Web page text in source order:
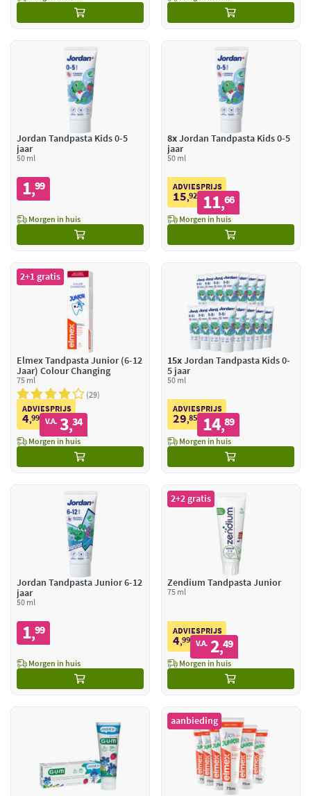
Jordan Tandpasta Kids 0-5
jaar
50 ml
1,99
Morgen in huis
8xJordan Tandpasta Kids 0-5
jaar
50 ml
ADVIESPRIJS
15,92 11,66
Morgen in huis
2+1 gratis
Elmex Tandpasta Junior (6-12
Jaar) Colour Changing
75 ml
29
ADVIESPRIJS
4,99 V.A. 3,34
Morgen in huis
15xJordan Tandpasta Kids 0-
5 jaar
50 ml
ADVIESPRIJS
29,85 14,89
Morgen in huis
Jordan Tandpasta Junior 6-12
jaar
50 ml
1,99
Morgen in huis
2+2 gratis
Zendium Tandpasta Junior
75 ml
ADVIESPRIJS
4,99 V.A. 2,49
Morgen in huis
aanbieding